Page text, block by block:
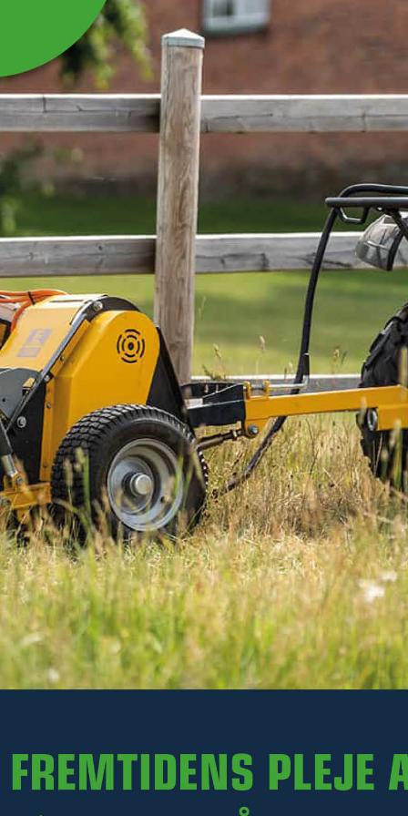
BESKYTTELSESDUG TIL
SKIVEHØSTER RS250H
Beskyttelsesdug til skivehøster RS250
Læs mere
3 050 kr
Ekskl. moms
På lager
- +
LÆG I KURV
Varenr. R35-RS250H.001